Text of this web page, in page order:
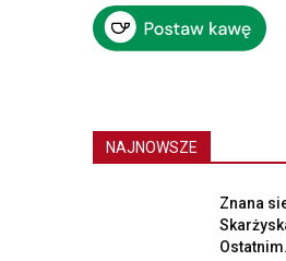
NAJNOWSZE
Znana